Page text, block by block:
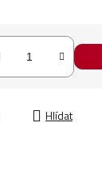
Hlídat